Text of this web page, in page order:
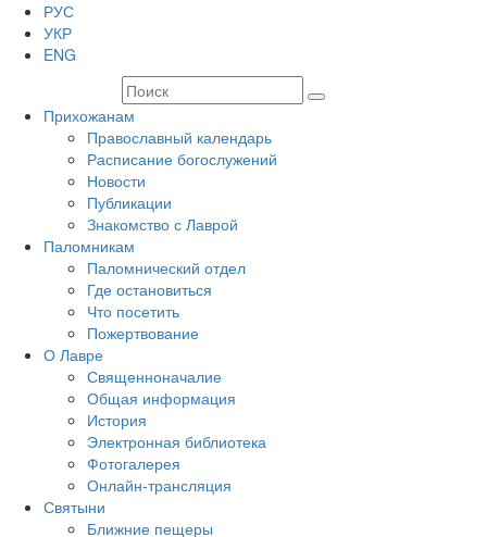
РУС
УКР
ENG
Прихожанам
Православный календарь
Расписание богослужений
Новости
Публикации
Знакомство с Лаврой
Паломникам
Паломнический отдел
Где остановиться
Что посетить
Пожертвование
О Лавре
Священноначалие
Общая информация
История
Электронная библиотека
Фотогалерея
Онлайн-трансляция
Святыни
Ближние пещеры